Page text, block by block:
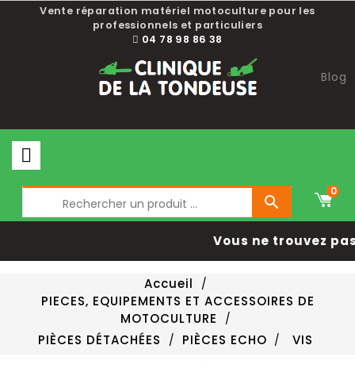
Vente réparation matériel motoculture pour les
professionnels et particuliers
04 78 98 86 38
Blog

0
Vous ne trouvez
Accueil
PIECES, EQUIPEMENTS ET ACCESSOIRES DE
MOTOCULTURE
PIÈCES DÉTACHÉES
PIÈCES ECHO VIS